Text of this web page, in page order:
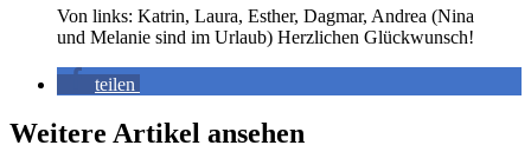
Von links: Katrin, Laura, Esther, Dagmar, Andrea (Nina
und Melanie sind im Urlaub) Herzlichen Glückwunsch!
teilen
Weitere Artikel ansehen